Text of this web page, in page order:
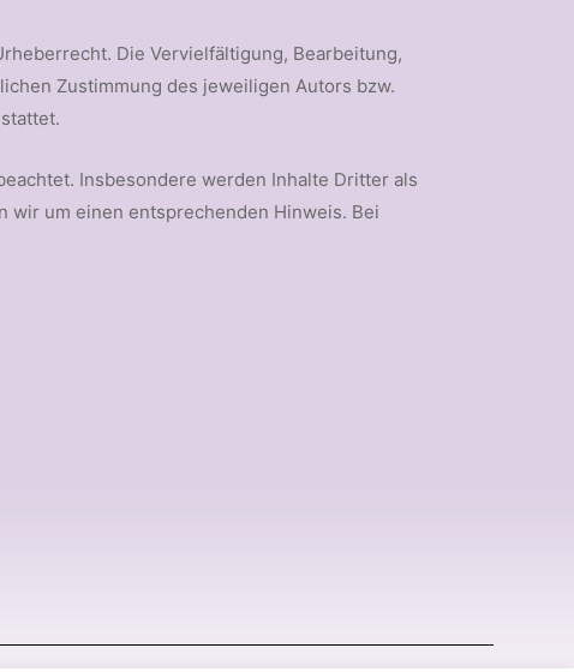
Die Vervielfältigung, Bearbeitung,
Zustimmung des jeweiligen Autors bzw.
Insbesondere werden Inhalte Dritter als
um einen entsprechenden Hinweis. Bei